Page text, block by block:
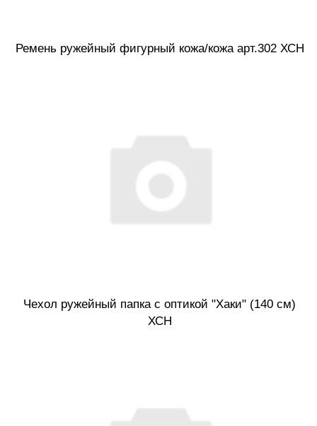
Ремень ружейный фигурный кожа/кожа арт.302 ХСН
Чехол ружейный папка с оптикой "Хаки" (140 см)
ХСН